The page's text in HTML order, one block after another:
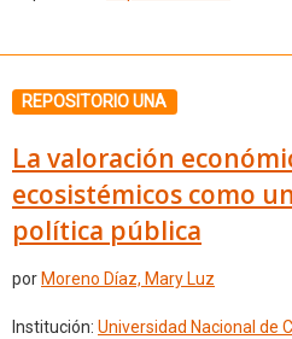
REPOSITORIO UNA
La valoración
ecosistémicos como
política pública
por Moreno Díaz, Mary Luz
Institución: Universidad Nacional de